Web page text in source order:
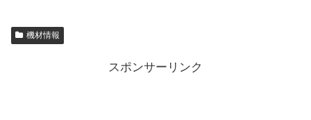
機材情報
スポンサーリンク